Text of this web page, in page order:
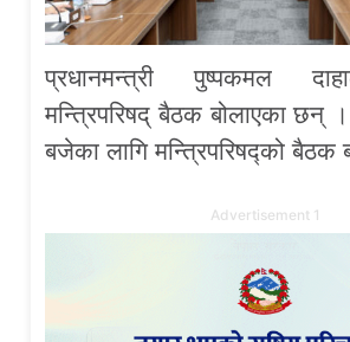
प्रधानमन्त्री पुष्पकमल
मन्त्रिपरिषद् बैठक बोलाएका
बजेका लागि मन्त्रिपरिषद्को बैठक
Advertisement 1